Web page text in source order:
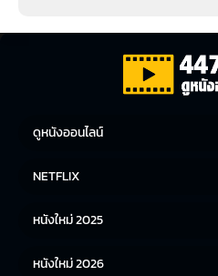
ดูหนังออนไลน์
หนังญี่ปุ่น
NETFLIX
หนังใหม่ 2025
หนังใหม่ 2026